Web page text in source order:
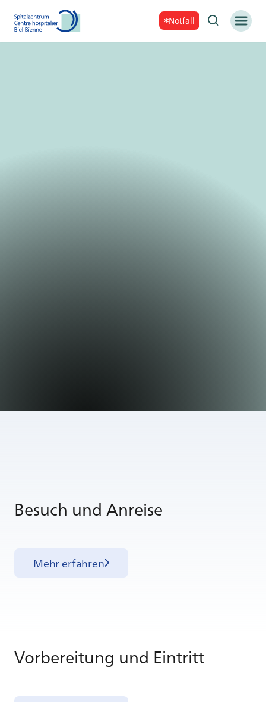
Notfall
Be­such und An­rei­se
Mehr erfahren
Vor­be­rei­tung und Ein­tritt